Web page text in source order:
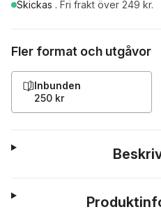
Skickas . Fri frakt över 249 kr.
Fler format och utgåvor
Inbunden
250 kr